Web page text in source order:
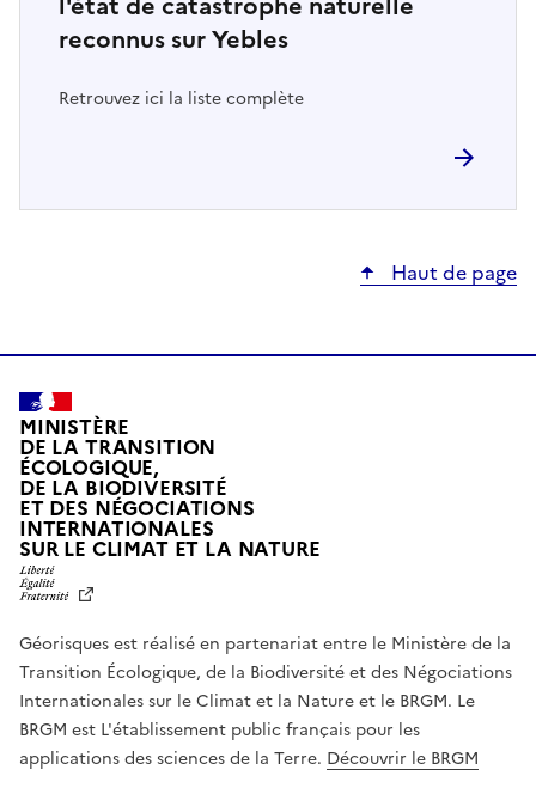
reconnus sur Yebles
Retrouvez ici la liste complète
Haut de page
MINISTÈRE
DE LA TRANSITION
ÉCOLOGIQUE,
DE LA BIODIVERSITÉ
ET DES NÉGOCIATIONS
INTERNATIONALES
SUR LE CLIMAT ET LA NATUREL
T
É
,
É
G
A
L
Géorisques est réalisé en partenariat entre le Ministère de la
Transition Écologique, de la Biodiversité et des Négociations
Internationales sur le Climat et la Nature et le BRGM. Le
BRGM est L'établissement public français pour les
applications des sciences de la Terre. Découvrir le BRGM